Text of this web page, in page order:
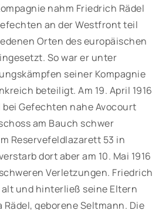
nahm Friedrich Rädel
an der Westfront teil
Orten des europäischen
So war er unter
seiner Kompagnie
beteiligt. Am 19. April 1916
Gefechten nahe Avocourt
am Bauch schwer
Reservefeldlazarett 53 in
dort aber am 10. Mai 1916
Verletzungen. Friedrich
alt und hinterließ seine Eltern
Rädel, geborene Seltmann. Die